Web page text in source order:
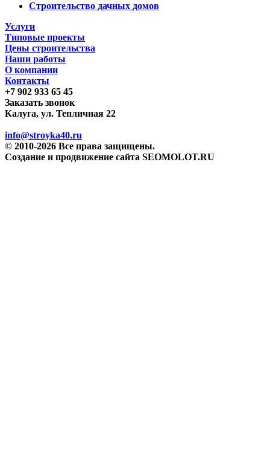
Строительство дачных домов
Услуги
Типовые проекты
Цены строительства
Наши работы
О компании
Контакты
+7 902 933 65 45
Заказать звонок
Калуга, ул. Тепличная 22
info@stroyka40.ru
© 2010-2026 Все права защищены.
Создание и продвижение сайта SEOMOLOT.RU